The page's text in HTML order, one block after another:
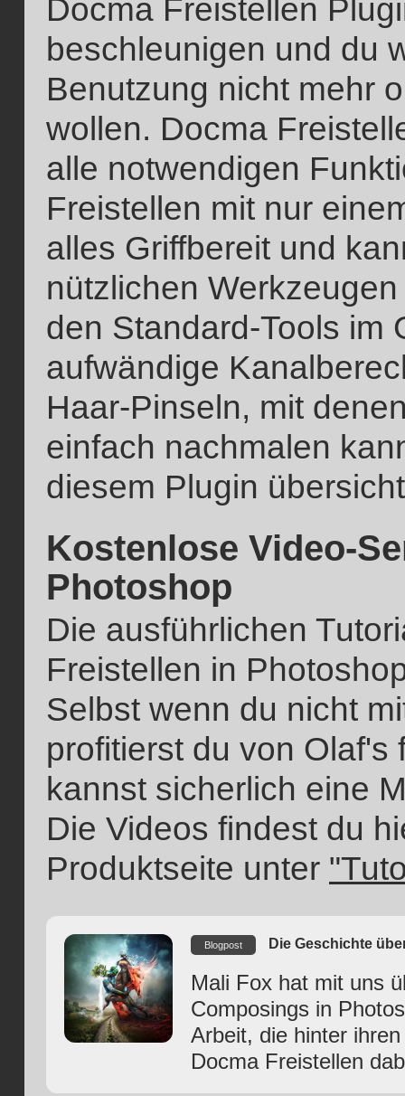
Docma Freistellen
beschleunigen und du
Benutzung nicht mehr
wollen. Docma
alle notwendigen
Freistellen mit nur
alles Griffbereit und
nützlichen
den Standard-Tools im
aufwändige
Haar-Pinseln, mit
einfach nachmalen
diesem Plugin
Kostenlose Video-
Photoshop
Die ausführlichen
Freistellen in
Selbst wenn du nicht
profitierst du von
kannst sicherlich eine
Die Videos findest du
Produktseite unter
Blogpost Die Geschichte
Mali Fox hat mit uns
Composings in
Arbeit, die hinter
Docma Freistellen